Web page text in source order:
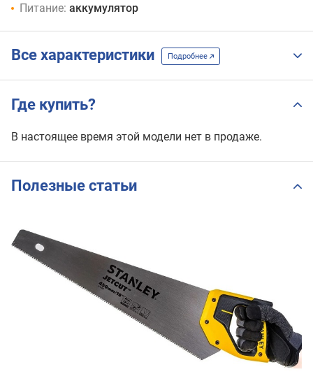
Питание: аккумулятор
Все характеристики Подробнее
Где купить?
В настоящее время этой модели нет в продаже.
Полезные статьи